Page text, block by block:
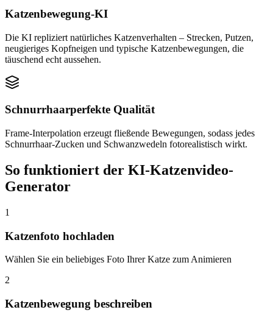
Katzenbewegung-KI
Die KI repliziert natürliches Katzenverhalten – Strecken, Putzen,
neugieriges Kopfneigen und typische Katzenbewegungen, die
täuschend echt aussehen.
Schnurrhaarperfekte Qualität
Frame-Interpolation erzeugt fließende Bewegungen, sodass jedes
Schnurrhaar-Zucken und Schwanzwedeln fotorealistisch wirkt.
So funktioniert der KI-Katzenvideo-
Generator
1
Katzenfoto hochladen
Wählen Sie ein beliebiges Foto Ihrer Katze zum Animieren
2
Katzenbewegung beschreiben